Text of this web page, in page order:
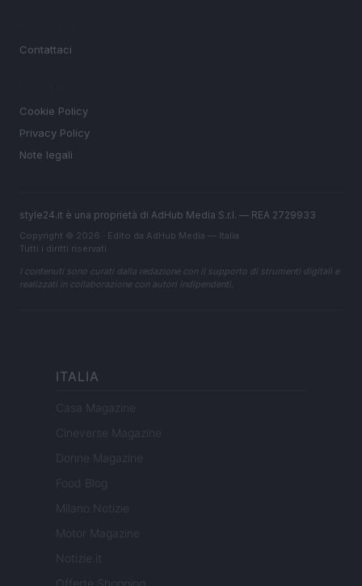
Contattaci
Cookie Policy
Privacy Policy
Note legali
style24.it è una proprietà di AdHub Media S.r.l. — REA 2729933
Copyright © 2026 · Edito da AdHub Media — Italia
Tutti i diritti riservati
I contenuti sono curati dalla redazione con il supporto di strumenti digitali e
realizzati in collaborazione con autori indipendenti.
ITALIA
Casa Magazine
Cineverse Magazine
Donne Magazine
Food Blog
Milano Notizie
Motor Magazine
Notizie.it